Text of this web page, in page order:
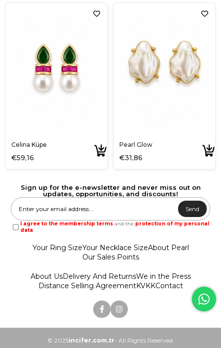
Celina Küpe
€59,16
Pearl Glow
€31,86
Sign up for the e-newsletter and never miss out on
updates, opportunities, and discounts!
Send
I agree to the membership terms and the protection of my personal
data.
Your Ring SizeYour Necklace SizeAbout Pearl
Our Sales Points
About UsDelivery And ReturnsWe in the Press
Distance Selling AgreementKVKKContact
© 2025incifer.com.tr- All Rights Reserved.